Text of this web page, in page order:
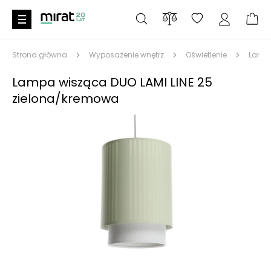
Strona główna Wyposażenie wnętrz Oświetlenie
Lampa wisząca DUO LAMI LINE 25
zielona/kremowa